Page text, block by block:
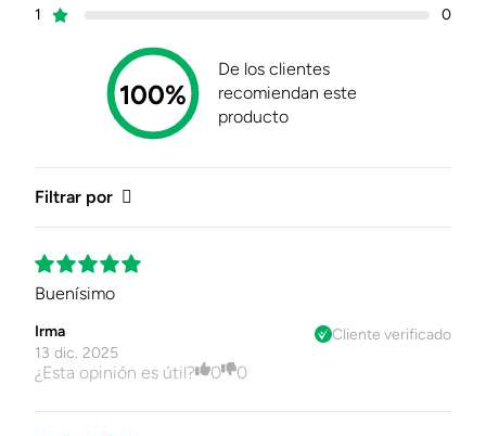
Ficha Técnica
Certificado Caltex
Descargar
Certificado
1 0
100%
De los clientes
recomiendan este
producto
Filtrar por
Buenísimo
¿Esta opinión es útil? 0 0
Irma
Cliente verificado
13 dic. 2025